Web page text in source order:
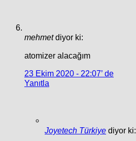
mehmet diyor ki:
atomizer alacağım
23 Ekim 2020 - 22:07’ de
Yanıtla
Joyetech Türkiye diyor ki: